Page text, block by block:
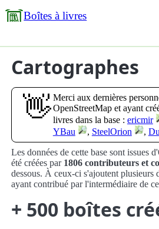
Boîtes à livres
Cartographes
👋Merci aux dernières
OpenStreetMap et ayant
livres dans la base : ericmir
YBau
, SteelOrion ,
Les données de cette base sont issues
été créées par 1806 contributeurs et
dessous. À ceux-ci s'ajoutent plusieurs
ayant contribué par l'intermédiaire de
+ 500 boîtes